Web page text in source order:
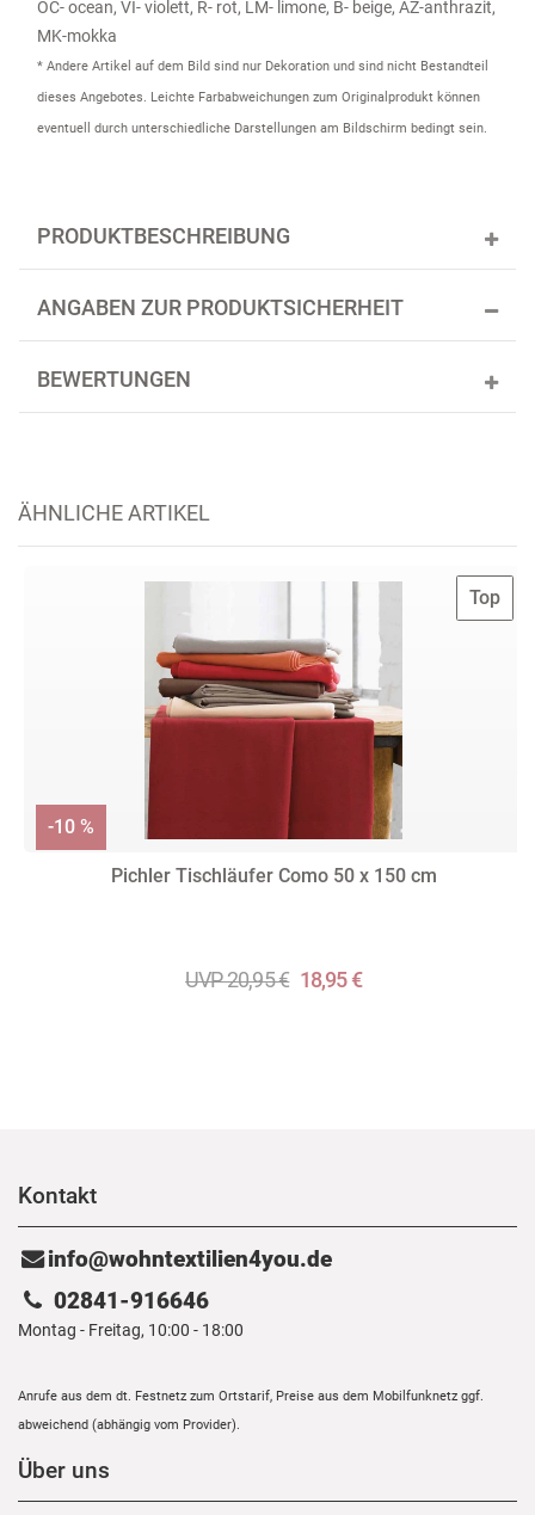
OC- ocean, VI- violett, R- rot, LM- limone, B- beige, AZ-anthrazit,
MK-mokka
* Andere Artikel auf dem Bild sind nur Dekoration und sind nicht Bestandteil
dieses Angebotes. Leichte Farbabweichungen zum Originalprodukt können
eventuell durch unterschiedliche Darstellungen am Bildschirm bedingt sein.
PRODUKTBESCHREIBUNG
ANGABEN ZUR PRODUKTSICHERHEIT
BEWERTUNGEN
ÄHNLICHE ARTIKEL
Top
Pichler Tischläufer Como 50 x 150 cm
UVP 20,95 € 18,95 €
-10 %
Kontakt
info@wohntextilien4you.de
02841-916646
Montag - Freitag, 10:00 - 18:00
Anrufe aus dem dt. Festnetz zum Ortstarif, Preise aus dem Mobilfunknetz ggf.
abweichend (abhängig vom Provider).
Über uns